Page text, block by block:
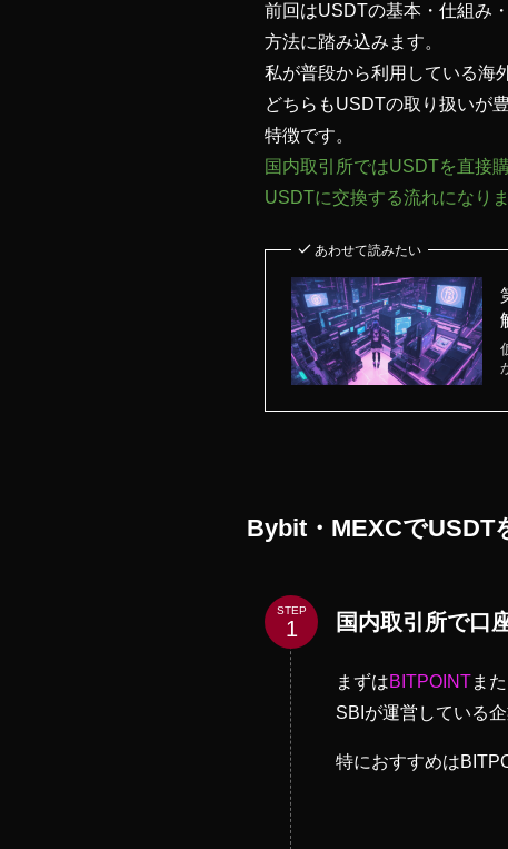
前回はUSDTの基本・仕組み
方法に踏み込みます。
私が普段から利用している海
どちらもUSDTの取り扱いが
特徴です。
国内取引所ではUSDTを直接
USDTに交換する流れになりま
あわせて読みたい
Bybit・MEXCでUSDT
STEP 国内取引所で口
まずはBITPOINTま
SBIが運営している
特におすすめは